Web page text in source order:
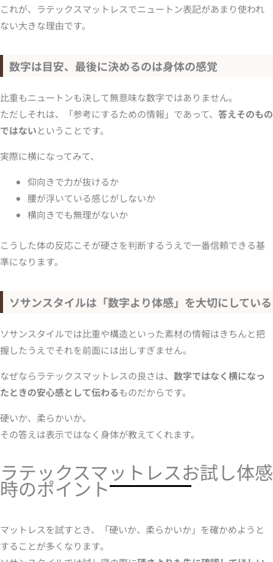
これが、ラテックスマットレスでニュートン表記があまり使われ
ない大きな理由です。
数字は目安、最後に決めるのは身体の感覚
比重もニュートンも決して無意味な数字ではありません。
ただしそれは、「参考にするための情報」であって、 答えそのもの
ではないということです。
実際に横になってみて、
仰向きで力が抜けるか
腰が浮いている感じがしないか
横向きでも無理がないか
こうした体の反応こそが硬さを判断するうえで一番信頼できる基
準になります。
ソサンスタイルは「数字より体感」を大切にしている
ソサンスタイルでは比重や構造といった素材の情報はきちんと把
握したうえでそれを前面には出しすぎません。
なぜならラテックスマットレスの良さは、 数字ではなく横になっ
たときの安心感として伝わるものだからです。
硬いか、柔らかいか。
その答えは表示ではなく身体が教えてくれます。
ラテックスマットレスお試し体感
時のポイント
マットレスを試すとき、「硬いか、柔らかいか」を確かめようと
することが多くなります。